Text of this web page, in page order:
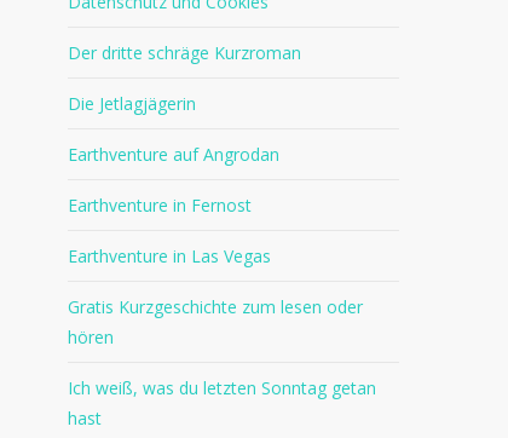
Der dritte schräge Kurzroman
Die Jetlagjägerin
Earthventure auf Angrodan
Earthventure in Fernost
Earthventure in Las Vegas
Gratis Kurzgeschichte zum lesen oder
hören
Ich weiß, was du letzten Sonntag getan
hast